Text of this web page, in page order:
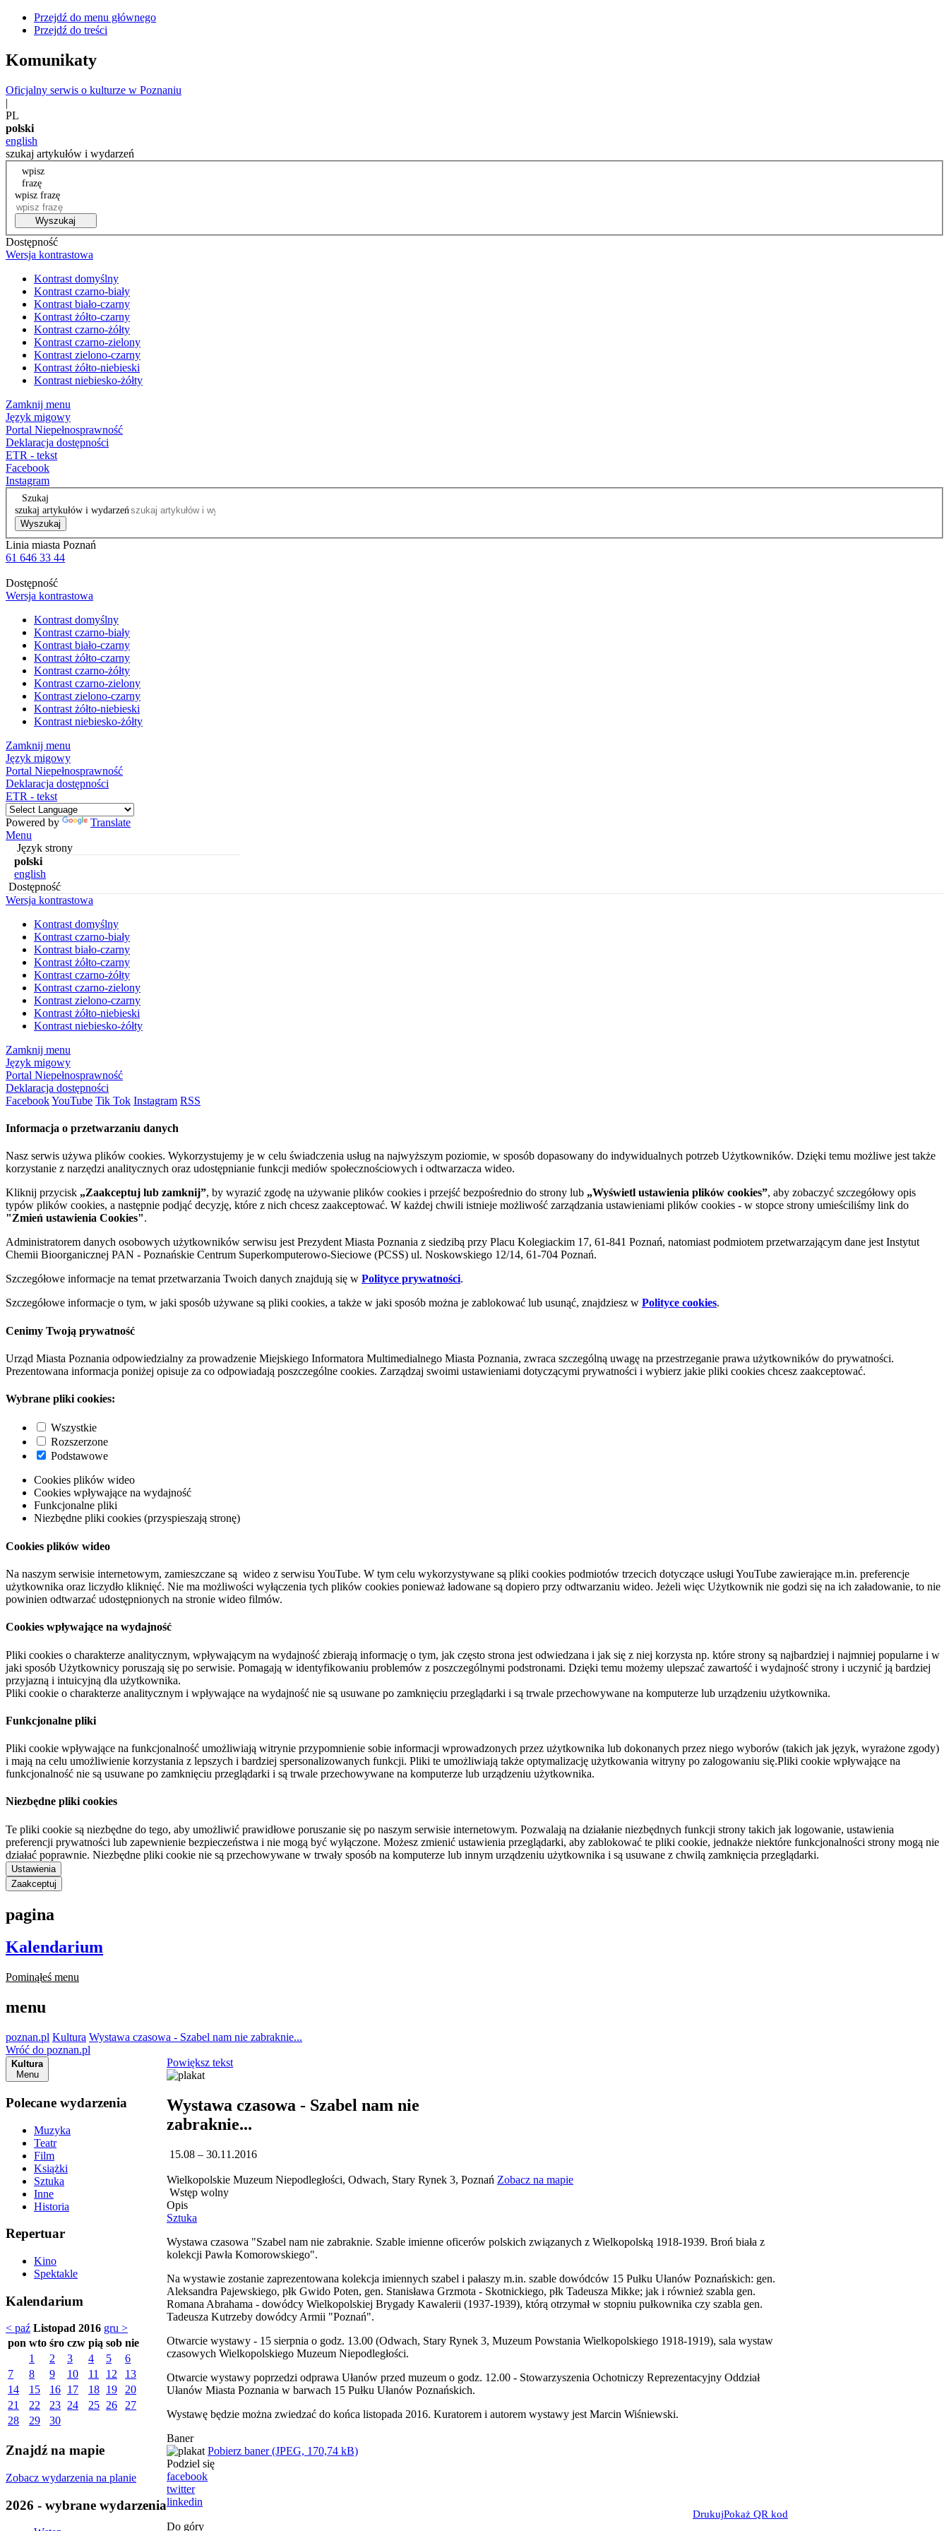
Przejdź do menu głównego
Przejdź do treści
Komunikaty
Oficjalny serwis o kulturze w Poznaniu
|
PL
polski
english
szukaj artykułów i wydarzeń
wpisz
frazę
wpisz frazę
Wyszukaj
Dostępność
Wersja kontrastowa
Kontrast domyślny
Kontrast czarno-biały
Kontrast biało-czarny
Kontrast żółto-czarny
Kontrast czarno-żółty
Kontrast czarno-zielony
Kontrast zielono-czarny
Kontrast żółto-niebieski
Kontrast niebiesko-żółty
Zamknij menu
Język migowy
Portal Niepełnosprawność
Deklaracja dostępności
ETR - tekst
Facebook
Instagram
Szukaj
szukaj artykułów i wydarzeń
Wyszukaj
Linia miasta Poznań
61 646 33 44
Dostępność
Wersja kontrastowa
Kontrast domyślny
Kontrast czarno-biały
Kontrast biało-czarny
Kontrast żółto-czarny
Kontrast czarno-żółty
Kontrast czarno-zielony
Kontrast zielono-czarny
Kontrast żółto-niebieski
Kontrast niebiesko-żółty
Zamknij menu
Język migowy
Portal Niepełnosprawność
Deklaracja dostępności
ETR - tekst
Powered by
Translate
Menu
Język strony
polski
english
Dostępność
Wersja kontrastowa
Kontrast domyślny
Kontrast czarno-biały
Kontrast biało-czarny
Kontrast żółto-czarny
Kontrast czarno-żółty
Kontrast czarno-zielony
Kontrast zielono-czarny
Kontrast żółto-niebieski
Kontrast niebiesko-żółty
Zamknij menu
Język migowy
Portal Niepełnosprawność
Deklaracja dostępności
FacebookYouTube Tik Tok Instagram RSS
Informacja o przetwarzaniu danych
Nasz serwis używa plików cookies. Wykorzystujemy je w celu świadczenia usług na najwyższym poziomie, w sposób dopasowany do indywidualnych potrzeb Użytkowników. Dzięki temu możliwe jest także
korzystanie z narzędzi analitycznych oraz udostępnianie funkcji mediów społecznościowych i odtwarzacza wideo.
Kliknij przycisk „Zaakceptuj lub zamknij”, by wyrazić zgodę na używanie plików cookies i przejść bezpośrednio do strony lub „Wyświetl ustawienia plików cookies”, aby zobaczyć szczegółowy opis
typów plików cookies, a następnie podjąć decyzję, które z nich chcesz zaakceptować. W każdej chwili istnieje możliwość zarządzania ustawieniami plików cookies - w stopce strony umieściliśmy link do
"Zmień ustawienia Cookies".
Administratorem danych osobowych użytkowników serwisu jest Prezydent Miasta Poznania z siedzibą przy Placu Kolegiackim 17, 61-841 Poznań, natomiast podmiotem przetwarzającym dane jest Instytut
Chemii Bioorganicznej PAN - Poznańskie Centrum Superkomputerowo-Sieciowe (PCSS) ul. Noskowskiego 12/14, 61-704 Poznań.
Szczegółowe informacje na temat przetwarzania Twoich danych znajdują się w Polityce prywatności.
Szczegółowe informacje o tym, w jaki sposób używane są pliki cookies, a także w jaki sposób można je zablokować lub usunąć, znajdziesz w Polityce cookies.
Cenimy Twoją prywatność
Urząd Miasta Poznania odpowiedzialny za prowadzenie Miejskiego Informatora Multimedialnego Miasta Poznania, zwraca szczególną uwagę na przestrzeganie prawa użytkowników do prywatności.
Prezentowana informacja poniżej opisuje za co odpowiadają poszczególne cookies. Zarządzaj swoimi ustawieniami dotyczącymi prywatności i wybierz jakie pliki cookies chcesz zaakceptować.
Wybrane pliki cookies:
Wszystkie
Rozszerzone
Podstawowe
Cookies plików wideo
Cookies wpływające na wydajność
Funkcjonalne pliki
Niezbędne pliki cookies (przyspieszają stronę)
Cookies plików wideo
Na naszym serwisie internetowym, zamieszczane są wideo z serwisu YouTube. W tym celu wykorzystywane są pliki cookies podmiotów trzecich dotyczące usługi YouTube zawierające m.in. preferencje
użytkownika oraz liczydło kliknięć. Nie ma możliwości wyłączenia tych plików cookies ponieważ ładowane są dopiero przy odtwarzaniu wideo. Jeżeli więc Użytkownik nie godzi się na ich załadowanie, to nie
powinien odtwarzać udostępnionych na stronie wideo filmów.
Cookies wpływające na wydajność
Pliki cookies o charakterze analitycznym, wpływającym na wydajność zbierają informację o tym, jak często strona jest odwiedzana i jak się z niej korzysta np. które strony są najbardziej i najmniej popularne i w
jaki sposób Użytkownicy poruszają się po serwisie. Pomagają w identyfikowaniu problemów z poszczególnymi podstronami. Dzięki temu możemy ulepszać zawartość i wydajność strony i uczynić ją bardziej
przyjazną i intuicyjną dla użytkownika.
Pliki cookie o charakterze analitycznym i wpływające na wydajność nie są usuwane po zamknięciu przeglądarki i są trwale przechowywane na komputerze lub urządzeniu użytkownika.
Funkcjonalne pliki
Pliki cookie wpływające na funkcjonalność umożliwiają witrynie przypomnienie sobie informacji wprowadzonych przez użytkownika lub dokonanych przez niego wyborów (takich jak język, wyrażone zgody)
i mają na celu umożliwienie korzystania z lepszych i bardziej spersonalizowanych funkcji. Pliki te umożliwiają także optymalizację użytkowania witryny po zalogowaniu się.Pliki cookie wpływające na
funkcjonalność nie są usuwane po zamknięciu przeglądarki i są trwale przechowywane na komputerze lub urządzeniu użytkownika.
Niezbędne pliki cookies
Te pliki cookie są niezbędne do tego, aby umożliwić prawidłowe poruszanie się po naszym serwisie internetowym. Pozwalają na działanie niezbędnych funkcji strony takich jak logowanie, ustawienia
preferencji prywatności lub zapewnienie bezpieczeństwa i nie mogą być wyłączone. Możesz zmienić ustawienia przeglądarki, aby zablokować te pliki cookie, jednakże niektóre funkcjonalności strony mogą nie
działać poprawnie. Niezbędne pliki cookie nie są przechowywane w trwały sposób na komputerze lub innym urządzeniu użytkownika i są usuwane z chwilą zamknięcia przeglądarki.
Ustawienia
Zaakceptuj
pagina
Kalendarium
Pominąłeś menu
menu
poznan.pl Kultura Wystawa czasowa - Szabel nam nie zabraknie...
Wróć do poznan.pl
Kultura
Menu
Polecane wydarzenia
Muzyka
Teatr
Film
Książki
Sztuka
Inne
Historia
Repertuar
Kino
Spektakle
Kalendarium
< paź Listopad 2016 gru >
pon wto śro czw pią sob nie
1
2 3 4 5
6
7
8 9 10 11 12
13
14
15 16 17 18 19
20
21
22 23 24 25 26
27
28
29 30
Znajdź na mapie
Zobacz wydarzenia na planie
2026 - wybrane wydarzenia
Powiększ tekst
Wystawa czasowa - Szabel nam nie
zabraknie...
15.08 – 30.11.2016
Wielkopolskie Muzeum Niepodległości, Odwach, Stary Rynek 3, Poznań Zobacz na mapie
Wstęp wolny
Opis
Sztuka
Wystawa czasowa "Szabel nam nie zabraknie. Szable imienne oficerów polskich związanych z Wielkopolską 1918-1939. Broń biała z
kolekcji Pawła Komorowskiego".
Na wystawie zostanie zaprezentowana kolekcja imiennych szabel i pałaszy m.in. szable dowódców ‪‎15 Pułku Ułanów Poznańskich: gen.
Aleksandra Pajewskiego, płk Gwido Poten, gen. Stanisława Grzmota - Skotnickiego, płk Tadeusza Mikke; jak i również szabla gen.
Romana Abrahama - dowódcy Wielkopolskiej Brygady Kawalerii (1937-1939), którą otrzymał w stopniu pułkownika czy szabla gen.
Tadeusza Kutrzeby dowódcy Armii "Poznań".
Otwarcie wystawy - 15 sierpnia o godz. 13.00 (Odwach, Stary Rynek 3, Muzeum Powstania Wielkopolskiego 1918-1919), sala wystaw
czasowych Wielkopolskiego Muzeum Niepodległości.
Otwarcie wystawy poprzedzi odprawa Ułanów przed muzeum o godz. 12.00 - Stowarzyszenia Ochotniczy Reprezentacyjny Oddział
Ułanów Miasta Poznania w barwach 15 Pułku Ułanów Poznańskich.
Wystawę będzie można zwiedzać do końca listopada 2016. Kuratorem i autorem wystawy jest Marcin Wiśniewski.
Baner
Pobierz baner (JPEG, 170,74 kB)
Podziel się
facebook
twitter
linkedin
DrukujPokaż QR kod
Do góry